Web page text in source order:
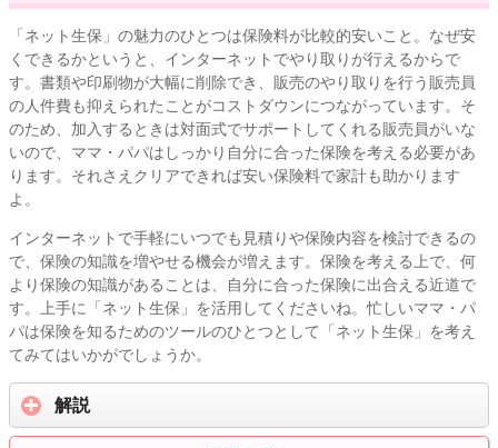
「ネット生保」の魅力のひとつは保険料が比較的安いこと。なぜ安
くできるかというと、インターネットでやり取りが行えるからで
す。書類や印刷物が大幅に削除でき、販売のやり取りを行う販売員
の人件費も抑えられたことがコストダウンにつながっています。そ
のため、加入するときは対面式でサポートしてくれる販売員がいな
いので、ママ・パパはしっかり自分に合った保険を考える必要があ
ります。それさえクリアできれば安い保険料で家計も助かります
よ。
インターネットで手軽にいつでも見積りや保険内容を検討できるの
で、保険の知識を増やせる機会が増えます。保険を考える上で、何
より保険の知識があることは、自分に合った保険に出合える近道で
す。上手に「ネット生保」を活用してくださいね。忙しいママ・パ
パは保険を知るためのツールのひとつとして「ネット生保」を考え
てみてはいかがでしょうか。
解説